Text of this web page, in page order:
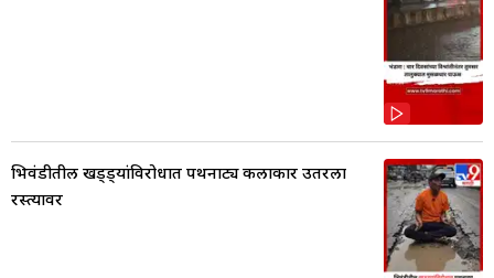
भिवंडीतील खड्ड्यांविरोधात पथनाट्य कलाकार उतरला
रस्त्यावर